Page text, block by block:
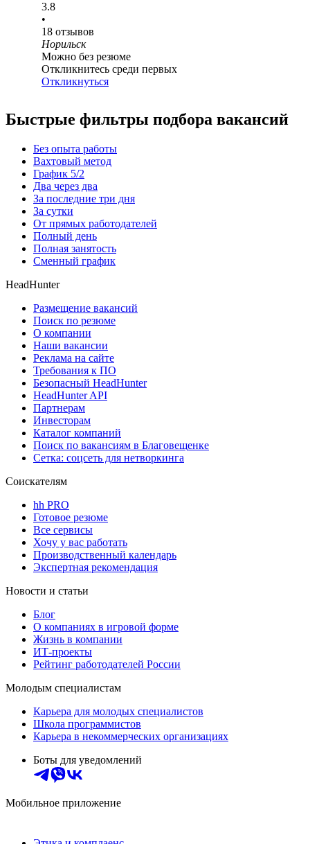
3.8
•
18 отзывов
Норильск
Можно без резюме
Откликнитесь среди первых
Откликнуться
Быстрые фильтры подбора вакансий
Без опыта работы
Вахтовый метод
График 5/2
Два через два
За последние три дня
За сутки
От прямых работодателей
Полный день
Полная занятость
Сменный график
HeadHunter
Размещение вакансий
Поиск по резюме
О компании
Наши вакансии
Реклама на сайте
Требования к ПО
Безопасный HeadHunter
HeadHunter API
Партнерам
Инвесторам
Каталог компаний
Поиск по вакансиям в Благовещенке
Сетка: соцсеть для нетворкинга
Соискателям
hh PRO
Готовое резюме
Все сервисы
Хочу у вас работать
Производственный календарь
Экспертная рекомендация
Новости и статьи
Блог
О компаниях в игровой форме
Жизнь в компании
ИТ-проекты
Рейтинг работодателей России
Молодым специалистам
Карьера для молодых специалистов
Школа программистов
Карьера в некоммерческих организациях
Боты для уведомлений
Мобильное приложение